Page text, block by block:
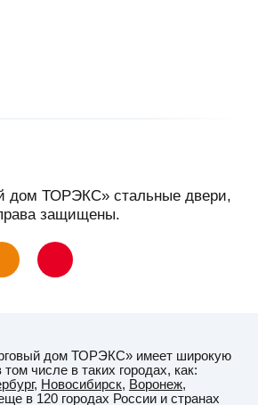
дом ТОРЭКС» стальные двери,
защищены.
дом ТОРЭКС» имеет широкую
числе в таких городах, как:
, Новосибирск, Воронеж,
в 120 городах России и странах